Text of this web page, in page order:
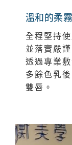
溫和的柔
全程堅持
並落實嚴
透過專業
多餘色乳
雙唇。